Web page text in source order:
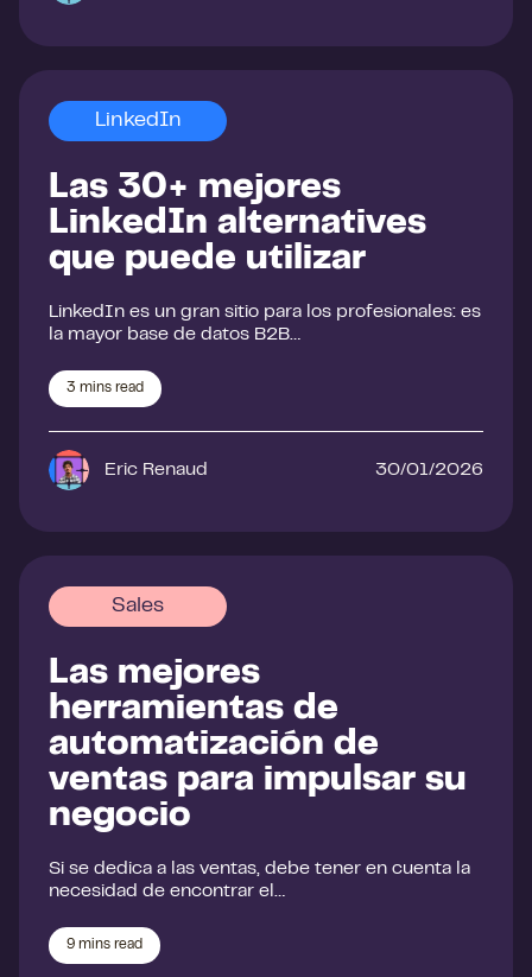
LinkedIn
Las 30+ mejores
LinkedIn alternatives
que puede utilizar
LinkedIn es un gran sitio para los profesionales: es
la mayor base de datos B2B…
3 mins read
Eric Renaud 30/01/2026
Sales
Las mejores
herramientas de
automatización de
ventas para impulsar su
negocio
Si se dedica a las ventas, debe tener en cuenta la
necesidad de encontrar el…
9 mins read